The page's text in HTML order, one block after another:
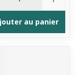
au panier